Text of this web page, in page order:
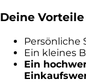
Deine
Persönliche
Ein kleines
Ein